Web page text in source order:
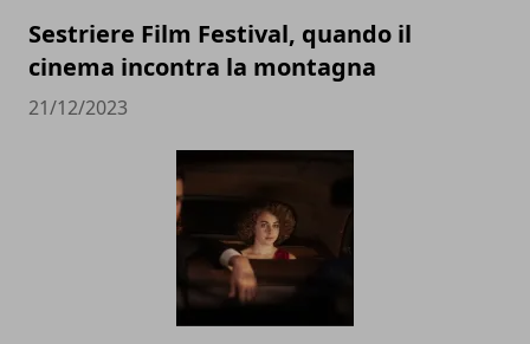
Sestriere Film Festival, quando il
cinema incontra la montagna
21/12/2023